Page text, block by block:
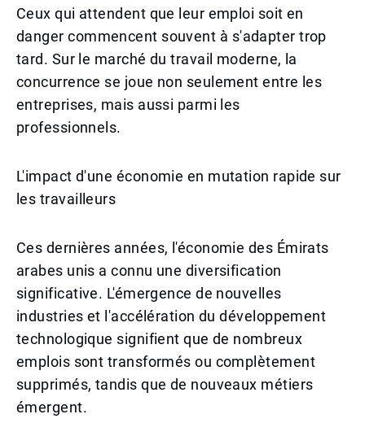
Ceux qui attendent que leur emploi soit en
danger commencent souvent à s'adapter trop
tard. Sur le marché du travail moderne, la
concurrence se joue non seulement entre les
entreprises, mais aussi parmi les
professionnels.
L'impact d'une économie en mutation rapide sur
les travailleurs
Ces dernières années, l'économie des Émirats
arabes unis a connu une diversification
significative. L'émergence de nouvelles
industries et l'accélération du développement
technologique signifient que de nombreux
emplois sont transformés ou complètement
supprimés, tandis que de nouveaux métiers
émergent.